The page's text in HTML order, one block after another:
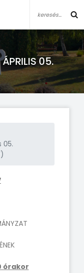
05.
05.
órakor